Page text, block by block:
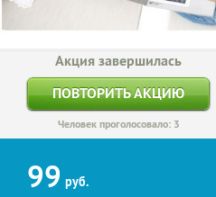
Акция завершилась
ПОВТОРИТЬ АКЦИЮ
Человек проголосовало: 3
99 руб.